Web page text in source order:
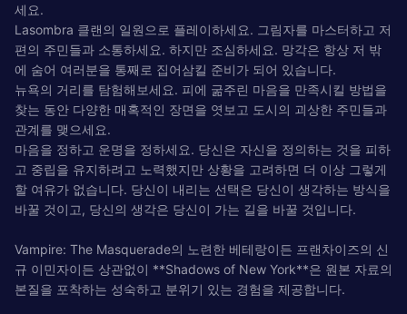
세요.
Lasombra 클랜의 일원으로 플레이하세요. 그림자를 마스터하고 저
편의 주민들과 소통하세요. 하지만 조심하세요. 망각은 항상 저 밖
에 숨어 여러분을 통째로 집어삼킬 준비가 되어 있습니다.
뉴욕의 거리를 탐험해보세요. 피에 굶주린 마음을 만족시킬 방법을
찾는 동안 다양한 매혹적인 장면을 엿보고 도시의 괴상한 주민들과
관계를 맺으세요.
마음을 정하고 운명을 정하세요. 당신은 자신을 정의하는 것을 피하
고 중립을 유지하려고 노력했지만 상황을 고려하면 더 이상 그렇게
할 여유가 없습니다. 당신이 내리는 선택은 당신이 생각하는 방식을
바꿀 것이고, 당신의 생각은 당신이 가는 길을 바꿀 것입니다.
Vampire: The Masquerade의 노련한 베테랑이든 프랜차이즈의 신
규 이민자이든 상관없이 **Shadows of New York**은 원본 자료의
본질을 포착하는 성숙하고 분위기 있는 경험을 제공합니다.